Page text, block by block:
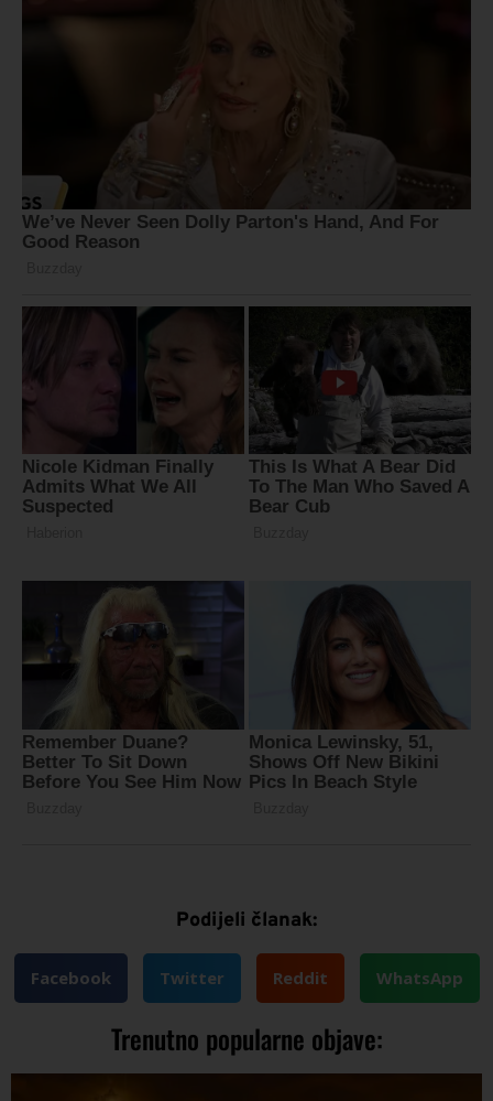
Podijeli članak:
Facebook Twitter Reddit WhatsApp
Trenutno popularne objave: